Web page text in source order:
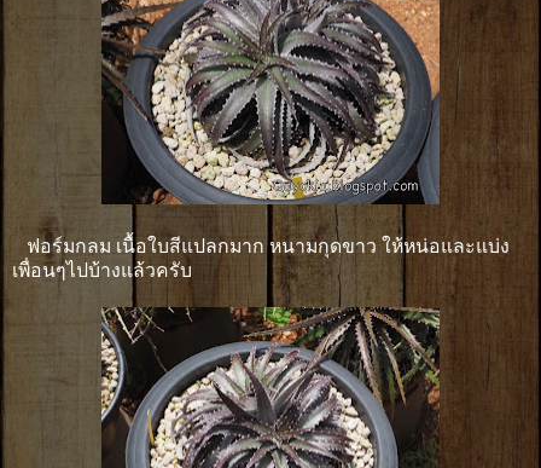
ฟอร์มกลม เนื้อใบสีแปลกมาก หนามกุดขาว ให้หน่อและแบ่ง
เพื่อนๆไปบ้างแล้วครับ